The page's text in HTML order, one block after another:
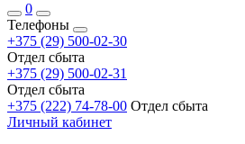
0
Телефоны
+375 (29) 500-02-30
Отдел сбыта
+375 (29) 500-02-31
Отдел сбыта
+375 (222) 74-78-00 Отдел сбыта
Личный кабинет